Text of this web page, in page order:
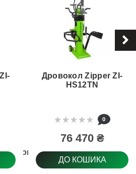
Тип товару
Дровокол Zipper ZI-
HS12TN
0
76 470 ₴
ДО КОШИКА